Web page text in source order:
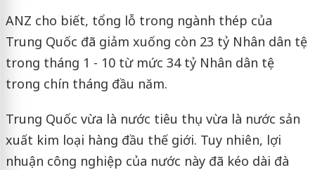
ANZ cho biết, tổng lỗ trong ngành thép của
Trung Quốc đã giảm xuống còn 23 tỷ Nhân dân tệ
trong tháng 1 - 10 từ mức 34 tỷ Nhân dân tệ
trong chín tháng đầu năm.
Trung Quốc vừa là nước tiêu thụ vừa là nước sản
xuất kim loại hàng đầu thế giới. Tuy nhiên, lợi
nhuận công nghiệp của nước này đã kéo dài đà